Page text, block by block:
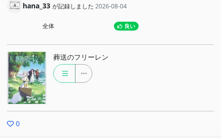
hana_33 が記録しました 2026-08-04
全体 良い
葬送のフリーレン
0